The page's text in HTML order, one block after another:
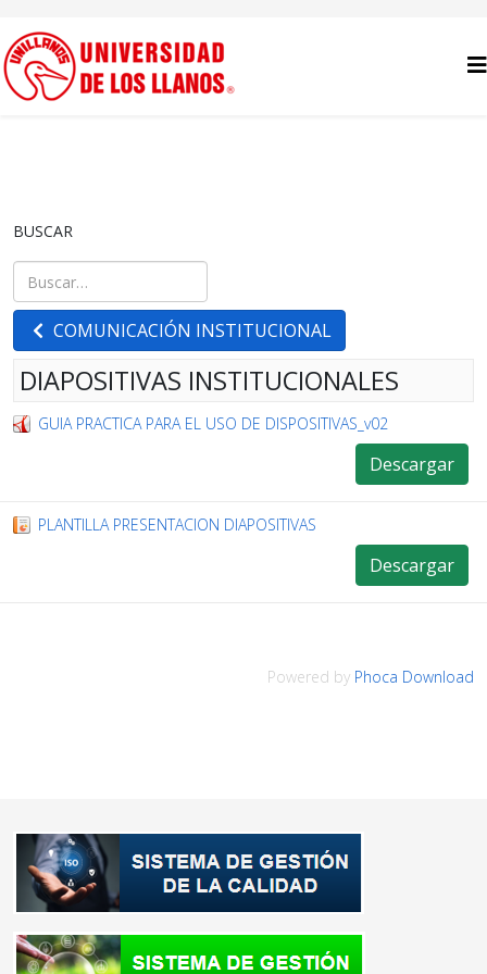
BUSCAR
Buscar
Type 2 or more characters for results.
COMUNICACIÓN INSTITUCIONAL
DIAPOSITIVAS INSTITUCIONALES
GUIA PRACTICA PARA EL USO DE DISPOSITIVAS_v02
Descargar
PLANTILLA PRESENTACION DIAPOSITIVAS
Descargar
Powered by Phoca Download